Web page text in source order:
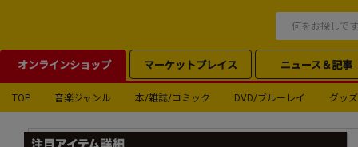
オンラインショップ マーケットプレイス ニュース＆記事
TOP 音楽ジャンル 本/雑誌/コミック DVD/ブルーレイ グッズ